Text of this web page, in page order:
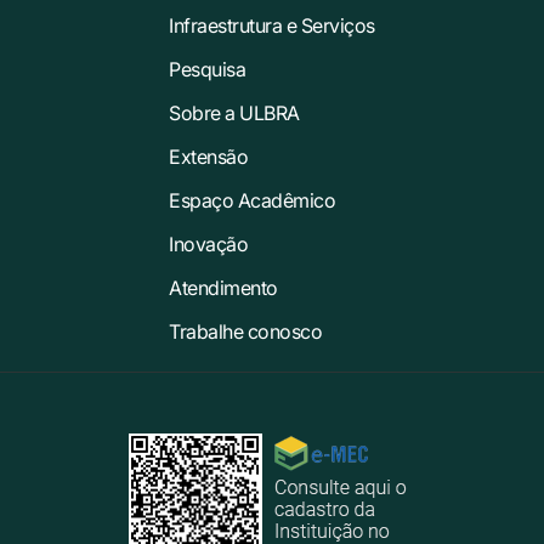
Infraestrutura e Serviços
Pesquisa
Sobre a ULBRA
Extensão
Espaço Acadêmico
Inovação
Atendimento
Trabalhe conosco